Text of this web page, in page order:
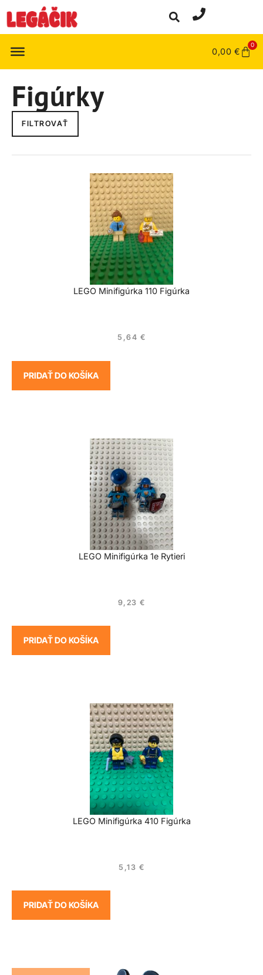
0,00 €
0
Figúrky
FILTROVAŤ
LEGO Minifigúrka 110 Figúrka
5,64 €
PRIDAŤ DO KOŠÍKA
LEGO Minifigúrka 1e Rytieri
9,23 €
PRIDAŤ DO KOŠÍKA
LEGO Minifigúrka 410 Figúrka
5,13 €
PRIDAŤ DO KOŠÍKA